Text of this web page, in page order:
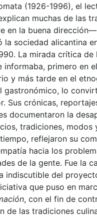
(1926-1996), el
muchas de las
en la buena
la sociedad alicantina
La mirada crítica de
informaba, primero en
y más tarde en el
gastronómico, lo
Sus crónicas,
documentaron la
tradiciones, modos
reflejaron su
hacia los
de la gente. Fue la
indiscutible del
que puso en
, con el fin de
de las tradiciones